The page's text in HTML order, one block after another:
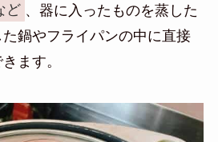
ど 、器に入ったものを蒸した
鍋やフライパンの中に直接
ます。